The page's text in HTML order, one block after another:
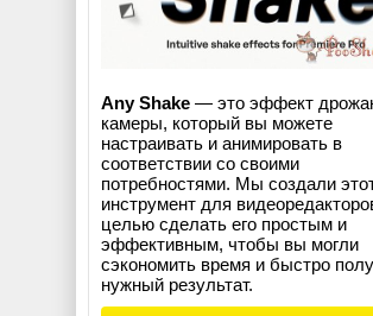
Any Shake — это эффект
камеры, который вы можете
настраивать и анимировать в
соответствии со своими
потребностями. Мы создали
инструмент для
целью сделать его простым и
эффективным, чтобы вы могли
сэкономить время и быстро
нужный результат.